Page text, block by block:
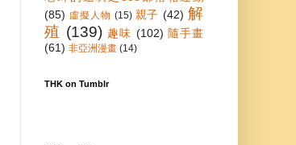
(85) 虛擬人物 (15) 親子 (42) 解
殖 (139) 趣味 (102) 隨手畫
(61) 非亞洲漫畫 (14)
THK on Tumblr